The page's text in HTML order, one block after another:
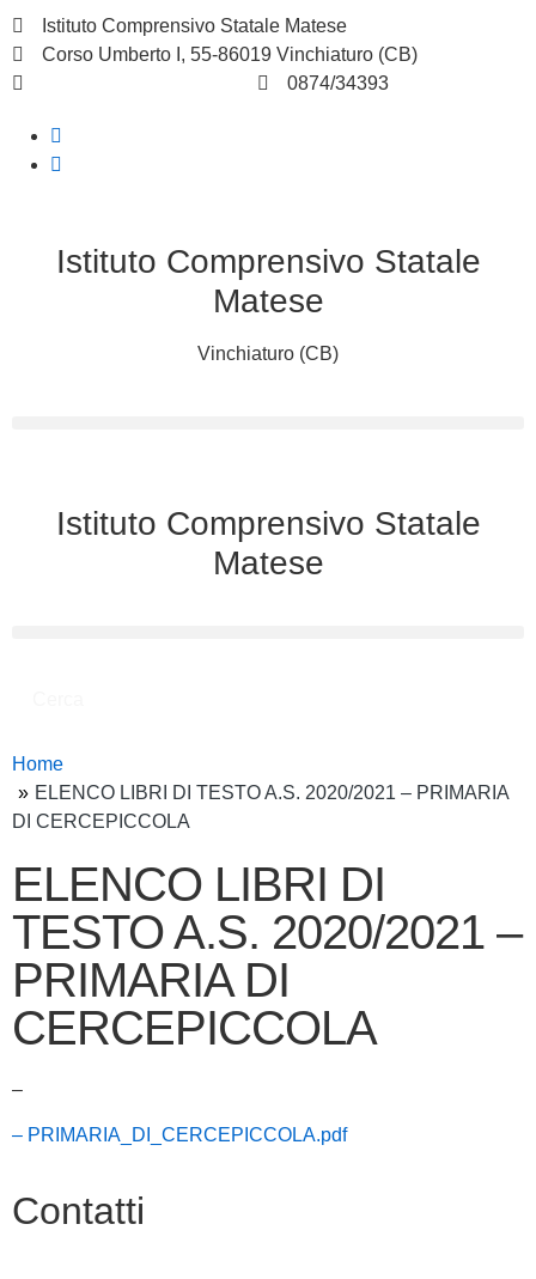
Istituto Comprensivo Statale Matese
Corso Umberto I, 55-86019 Vinchiaturo (CB)
0874/34393
Istituto Comprensivo Statale
Matese
Vinchiaturo (CB)
Istituto Comprensivo Statale
Matese
Home
ELENCO LIBRI DI TESTO A.S. 2020/2021 – PRIMARIA
DI CERCEPICCOLA
ELENCO LIBRI DI
TESTO A.S. 2020/2021 –
PRIMARIA DI
CERCEPICCOLA
–
– PRIMARIA_DI_CERCEPICCOLA.pdf
Contatti